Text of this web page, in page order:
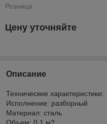
Розница
Цену уточняйте
Описание
Технические характеристики:
Исполнение: разборный
Материал: сталь
Объем: 0,1 м?